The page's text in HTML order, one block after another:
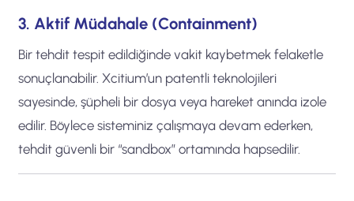
3. Aktif Müdahale (Containment)
Bir tehdit tespit edildiğinde vakit kaybetmek felaketle
sonuçlanabilir. Xcitium’un patentli teknolojileri
sayesinde, şüpheli bir dosya veya hareket anında izole
edilir. Böylece sisteminiz çalışmaya devam ederken,
tehdit güvenli bir “sandbox” ortamında hapsedilir.